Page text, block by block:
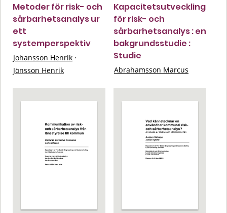
Metoder för risk- och
sårbarhetsanalys ur
ett
systemperspektiv
Johansson Henrik ·
Jönsson Henrik
Kapacitetsutveckling
för risk- och
sårbarhetsanalys : en
bakgrundsstudie :
Studie
Abrahamsson Marcus